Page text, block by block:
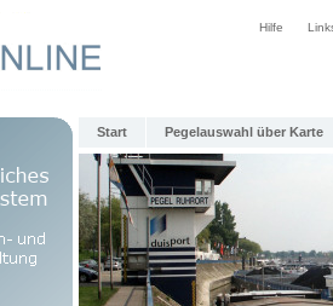
Hilfe
Start Pegelauswahl über Karte